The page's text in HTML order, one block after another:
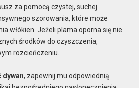
za pomocą czystej, suchej
szorowania, które może
włókien. Jeżeli plama oporna się nie
środków do czyszczenia,
rozcieńczeniu.
dywan, zapewnij mu odpowiednią